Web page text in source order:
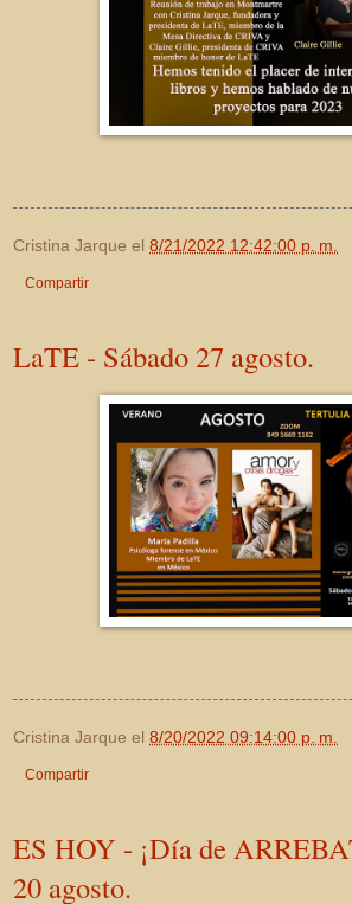
Cristina Jarque el 8/21/2022 12:42:00 p. m.
Compartir
LaTE - Sábado 27 agosto.
Cristina Jarque el 8/20/2022 09:14:00 p. m.
Compartir
ES HOY - ¡Día de
20 agosto.